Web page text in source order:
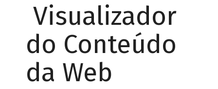
Visualizador
do Conteúdo
da Web